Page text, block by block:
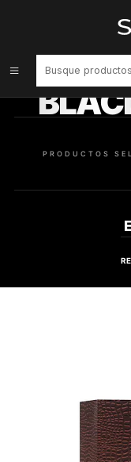
PERFUME ARMAF THE
PRODUCTOS